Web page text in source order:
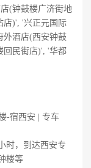
(钟鼓楼广济街地
店)', '兴正元国际
外酒店(西安钟鼓
回民街店)', '华都
-宿西安 | 专车
时，到达西安专
楼等